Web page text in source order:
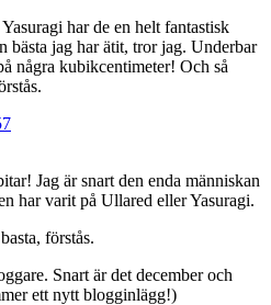
har de en helt fantastisk
bästa jag har ätit, tror jag. Underbar
några kubikcentimeter! Och så
Jag är snart den enda människan
har varit på Ullared eller Yasuragi.
förstås.
Snart är det december och
ett nytt blogginlägg!)